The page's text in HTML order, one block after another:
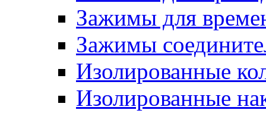
Зажимы для
Зажимы
Изолированные
Изолированные